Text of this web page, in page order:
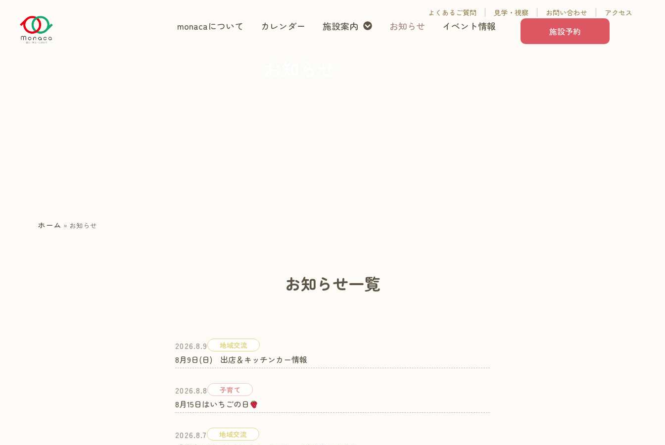
よくあるご質問 見学・視察 お問い合わせ アクセス
monacaについて カレンダー 施設案内 お知らせ イベント情報 施設予約
ホーム » お知らせ
お知らせ一覧
2026.8.9 地域交流
8月9日(日) 出店＆キッチンカー情報
2026.8.8 子育て
8月15日はいちごの日
2026.8.7 地域交流